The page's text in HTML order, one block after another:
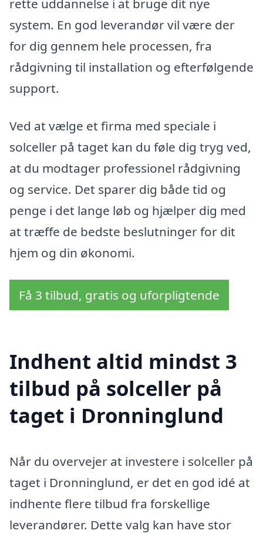
rette uddannelse i at bruge dit nye
system. En god leverandør vil være der
for dig gennem hele processen, fra
rådgivning til installation og efterfølgende
support.
Ved at vælge et firma med speciale i
solceller på taget kan du føle dig tryg ved,
at du modtager professionel rådgivning
og service. Det sparer dig både tid og
penge i det lange løb og hjælper dig med
at træffe de bedste beslutninger for dit
hjem og din økonomi.
Få 3 tilbud, gratis og uforpligtende
Indhent altid mindst 3
tilbud på solceller på
taget i Dronninglund
Når du overvejer at investere i solceller på
taget i Dronninglund, er det en god idé at
indhente flere tilbud fra forskellige
leverandører. Dette valg kan have stor